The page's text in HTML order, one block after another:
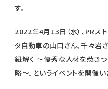
す。
2022年4月13日（水）、PRス
タ自動車の山口さん、千々岩
紐解く 〜優秀な人材を惹き
略〜』というイベントを開催い